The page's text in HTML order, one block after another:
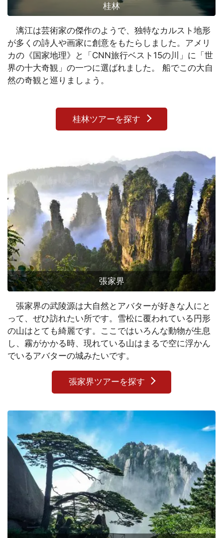
桂林
漓江は芸術家の傑作のようで、独特なカルスト地形
が多くの詩人や画家に創意をもたらしました。アメリ
カの《国家地理》と「CNN旅行ベスト15の川」に「世
界の十大奇観」の一つに選ばれました。 船でこの大自
然の奇観と巡りましょう。
桂林ツアーを探す
張家界
張家界の武陵源は大自然とアバターが好きな人にと
って、ぜひ訪れたい所です。雪松に覆われている円形
の山はとても綺麗です。ここではいろんな動物が生息
し、霧がかかる時、現れている山はまるで空に浮かん
でいるアバターの城みたいです。
張家界ツアーを探す